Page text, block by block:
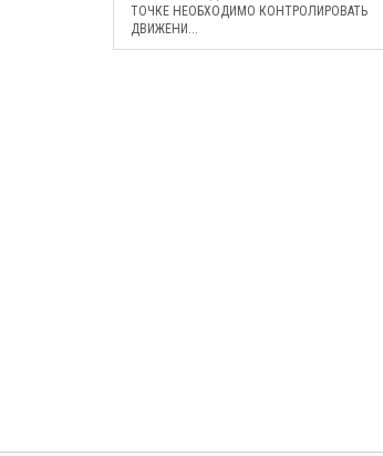
ТОЧКЕ НЕОБХОДИМО КОНТРОЛИРОВАТЬ
ДВИЖЕНИ...